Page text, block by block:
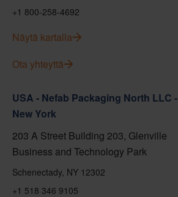
+1 800-258-4692
Näytä kartalla
Ota yhteyttä
USA - Nefab Packaging North LLC -
New York
203 A Street Building 203, Glenville
Business and Technology Park
Schenectady, NY 12302
+1 518 346 9105